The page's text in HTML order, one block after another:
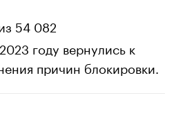
54 082
году вернулись к
причин блокировки.